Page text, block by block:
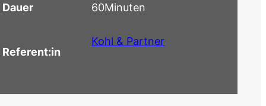
Dauer 60Minuten
Referent:in
Kohl & Partner